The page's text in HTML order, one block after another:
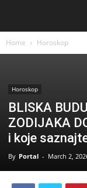
Home Horoskop
Horoskop
BLISKA
ZODIJAKA
i koje
By Portal - March 2,